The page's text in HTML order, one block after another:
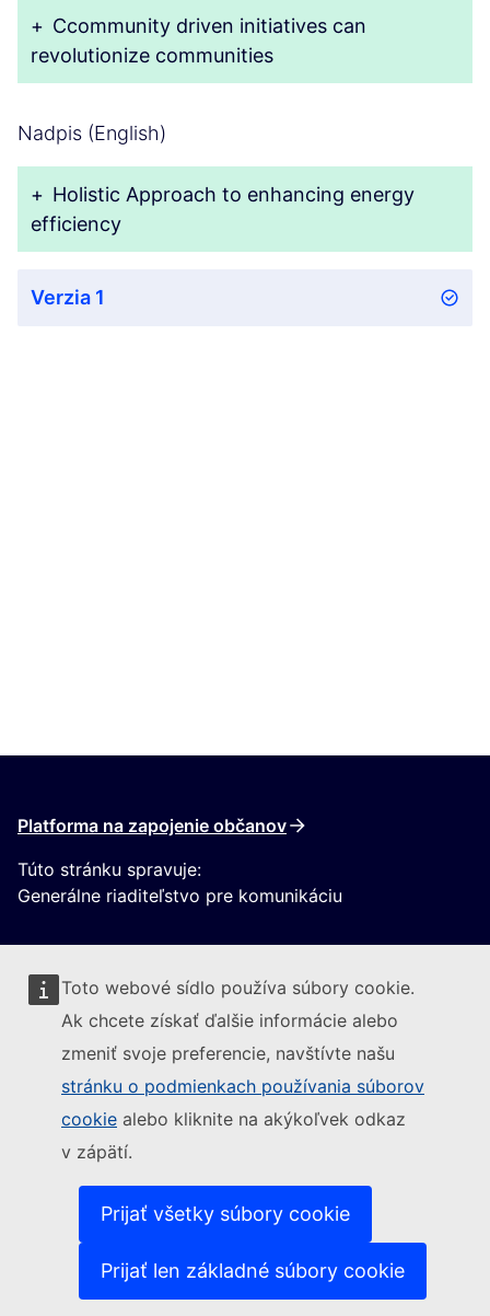
Toto webové sídlo používa súbory cookie.
Ak chcete získať ďalšie informácie alebo
zmeniť svoje preferencie, navštívte našu
stránku o podmienkach používania súborov
cookie alebo kliknite na akýkoľvek odkaz
v zápätí.
Prijať všetky súbory cookie
Prijať len základné súbory cookie
+ Ccommunity driven initiatives can
revolutionize communities
Nadpis (English)
+ Holistic Approach to enhancing energy
efficiency
Verzia 1
Platforma na zapojenie občanov
Túto stránku spravuje:
Generálne riaditeľstvo pre komunikáciu
Sledujte Európsku komisiu
Kontakt(Externý odkaz)
Nahlásiť IT zraniteľnosť
Jazyky na našich webových stránkach(Externý odkaz)
Súbory cookies(Externý odkaz)
Politika ochrany osobných údajov
Právne upozornenie
(Externý odkaz)